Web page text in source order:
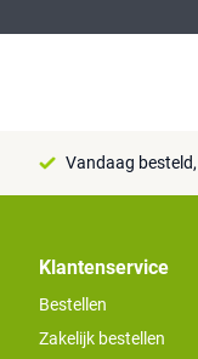
Vandaag besteld,
Klantenservice
Bestellen
Zakelijk bestellen